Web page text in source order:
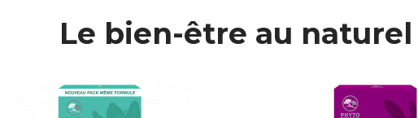
Le bien-être au naturel